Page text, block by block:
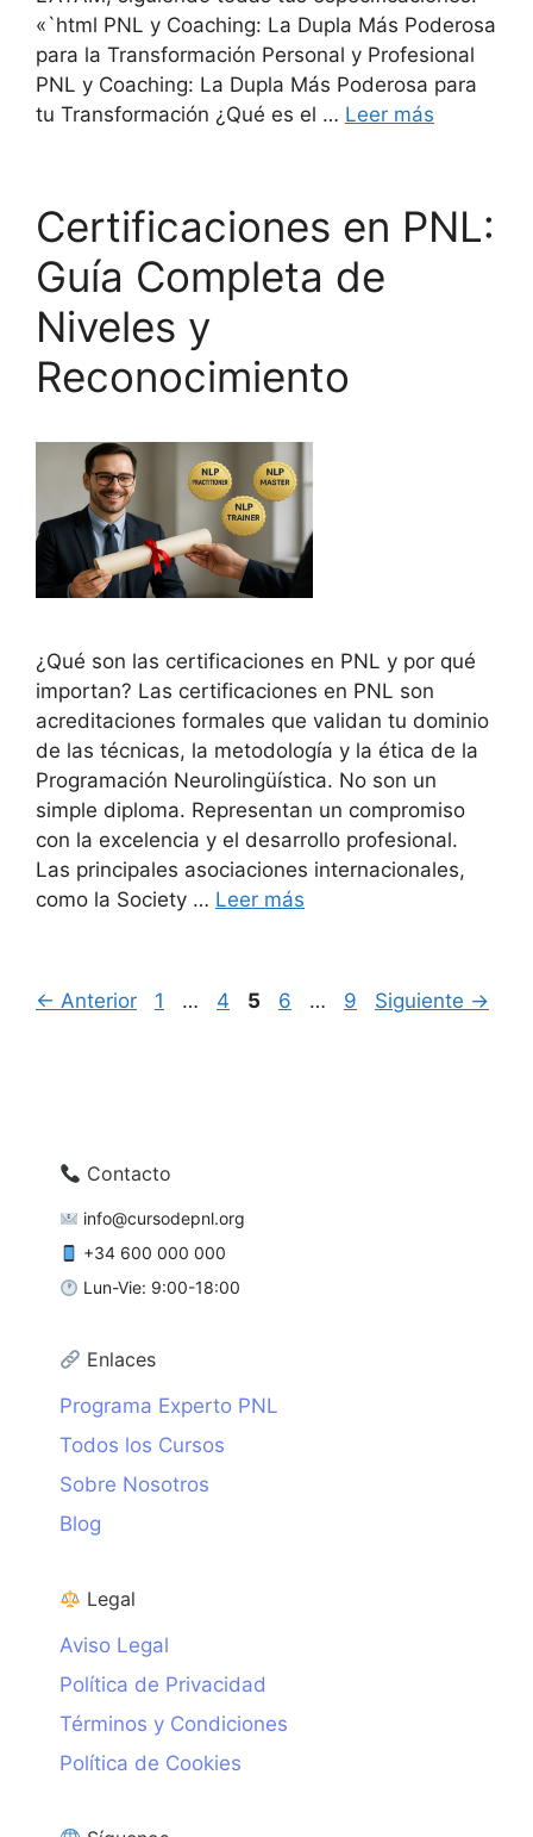
«`html PNL y Coaching: La Dupla Más Poderosa
para la Transformación Personal y Profesional
PNL y Coaching: La Dupla Más Poderosa para
tu Transformación ¿Qué es el … Leer más
Certificaciones en PNL:
Guía Completa de
Niveles y
Reconocimiento
¿Qué son las certificaciones en PNL y por qué
importan? Las certificaciones en PNL son
acreditaciones formales que validan tu dominio
de las técnicas, la metodología y la ética de la
Programación Neurolingüística. No son un
simple diploma. Representan un compromiso
con la excelencia y el desarrollo profesional.
Las principales asociaciones internacionales,
como la Society … Leer más
← Anterior Página
1 … Página
4 Página
5 Página
6 … Página
9 Siguiente →
Contacto
info@cursodepnl.org
+34 600 000 000
Lun-Vie: 9:00-18:00
Enlaces
Programa Experto PNL
Todos los Cursos
Sobre Nosotros
Blog
Legal
Aviso Legal
Política de Privacidad
Términos y Condiciones
Política de Cookies